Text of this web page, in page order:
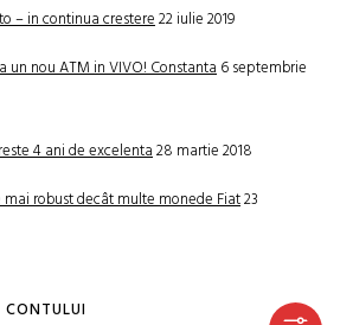
– in continua crestere22 iulie 2019
un nou ATM in VIVO! Constanta6 septembrie
4 ani de excelenta28 martie 2018
mai robust decât multe monede Fiat23